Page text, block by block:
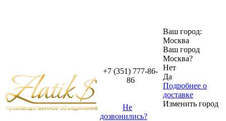
+7 (351) 777-86-
86
Не
дозвонились?
Ваш город:
Москва
Ваш город
Москва?
Нет
Да
Подробнее о
доставке
Изменить город